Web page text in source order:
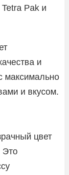
Pak и
и
максимально
и вкусом.
цвет
Это